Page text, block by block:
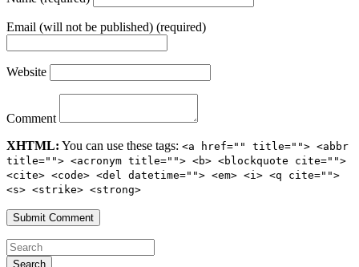
Email (will not be published) (required)
Website
Comment
XHTML: You can use these tags: <a href="" title=""> <abbr
title=""> <acronym title=""> <b> <blockquote cite="">
<cite> <code> <del datetime=""> <em> <i> <q cite="">
<s> <strike> <strong>